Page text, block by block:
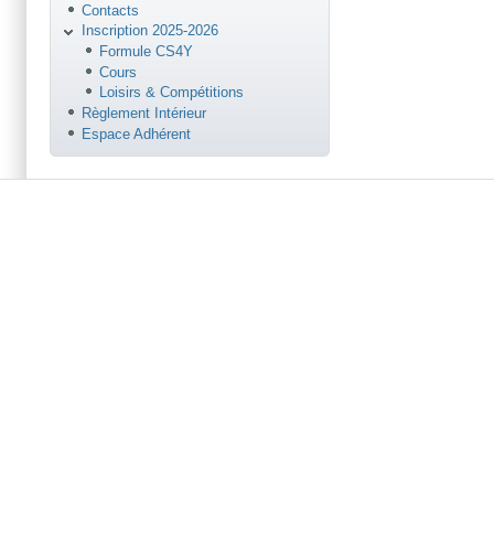
Contacts
Inscription 2025-2026
Formule CS4Y
Cours
Loisirs & Compétitions
Règlement Intérieur
Espace Adhérent